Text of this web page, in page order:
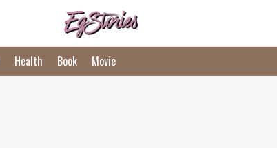
Health Book Movie